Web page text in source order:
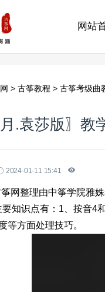
网站
> 古筝教程 > 古筝考级曲
.袁莎版〗教
2024-01-11 15:41
理由中筝学院雅姝
知识点有：1、按音4
等方面处理技巧。